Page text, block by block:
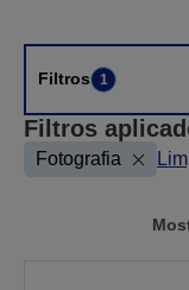
Filtros 1
Filtros
Fotografia